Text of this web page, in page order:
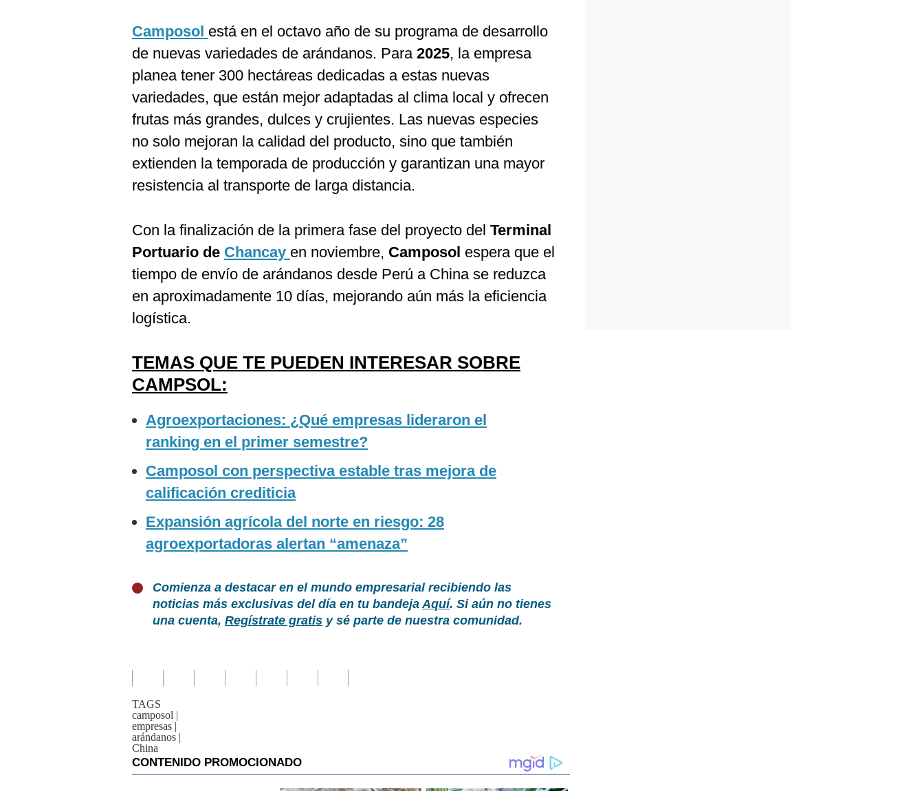
Camposol está en el octavo año de su programa de desarrollo
de nuevas variedades de arándanos. Para 2025, la empresa
planea tener 300 hectáreas dedicadas a estas nuevas
variedades, que están mejor adaptadas al clima local y ofrecen
frutas más grandes, dulces y crujientes. Las nuevas especies
no solo mejoran la calidad del producto, sino que también
extienden la temporada de producción y garantizan una mayor
resistencia al transporte de larga distancia.
Con la finalización de la primera fase del proyecto del Terminal
Portuario de Chancay en noviembre, Camposol espera que el
tiempo de envío de arándanos desde Perú a China se reduzca
en aproximadamente 10 días, mejorando aún más la eficiencia
logística.
TEMAS QUE TE PUEDEN INTERESAR SOBRE
CAMPSOL:
Agroexportaciones: ¿Qué empresas lideraron el
ranking en el primer semestre?
Camposol con perspectiva estable tras mejora de
calificación crediticia
Expansión agrícola del norte en riesgo: 28
agroexportadoras alertan “amenaza”
Comienza a destacar en el mundo empresarial recibiendo las
noticias más exclusivas del día en tu bandejaAquí. Si aún no tienes
una cuenta, Regístrate gratis y sé parte de nuestra comunidad.
TAGS
camposol |
empresas |
arándanos |
China